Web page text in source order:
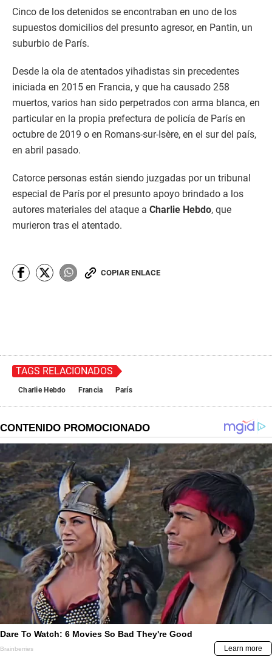
Cinco de los detenidos se encontraban en uno de los
supuestos domicilios del presunto agresor, en Pantin, un
suburbio de París.
Desde la ola de atentados yihadistas sin precedentes
iniciada en 2015 en Francia, y que ha causado 258
muertos, varios han sido perpetrados con arma blanca, en
particular en la propia prefectura de policía de París en
octubre de 2019 o en Romans-sur-Isère, en el sur del país,
en abril pasado.
Catorce personas están siendo juzgadas por un tribunal
especial de París por el presunto apoyo brindado a los
autores materiales del ataque a Charlie Hebdo, que
murieron tras el atentado.
COPIAR ENLACE
TAGS RELACIONADOS
Charlie Hebdo Francia París